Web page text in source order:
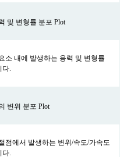
및 변형률 분포 Plot
소 내에 발생하는 응력 및 변형률
다.
변위 분포 Plot
점에서 발생하는 변위/속도/가속도
다.